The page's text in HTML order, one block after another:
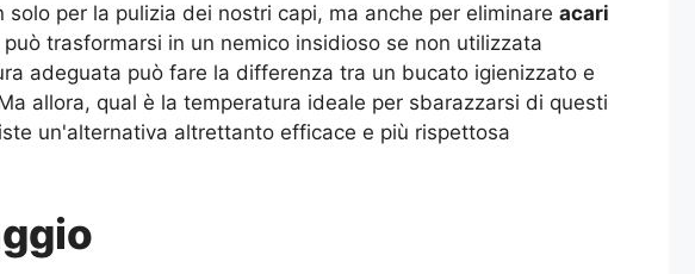
solo per la pulizia dei nostri capi, ma anche per eliminare acari
trasformarsi in un nemico insidioso se non utilizzata
adeguata può fare la differenza tra un bucato igienizzato e
allora, qual è la temperatura ideale per sbarazzarsi di questi
un'alternativa altrettanto efficace e più rispettosa